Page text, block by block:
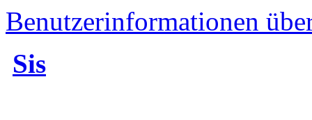
Benutzerinformationen
Sis